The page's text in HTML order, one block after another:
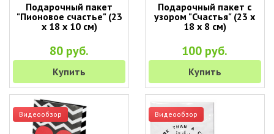
Подарочный пакет
"Пионовое счастье" (23
х 18 х 10 см)
80 руб.
Купить
Подарочный пакет с
узором "Счастья" (23 х
18 х 8 см)
100 руб.
Купить
Видеообзор Видеообзор